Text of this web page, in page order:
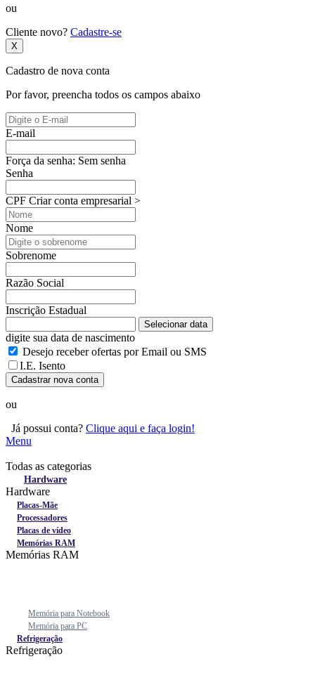
ou
Cliente novo? Cadastre-se
X
Cadastro de nova conta
Por favor, preencha todos os campos abaixo
E-mail
Força da senha: Sem senha
Senha
CPF Criar conta empresarial >
Nome
Sobrenome
Razão Social
Inscrição Estadual
Selecionar data
digite sua data de nascimento
Desejo receber ofertas por Email ou SMS
I.E. Isento
Cadastrar nova conta
ou
Já possui conta? Clique aqui e faça login!
Menu
Todas as categorias
Hardware
Hardware
Placas-Mãe
Processadores
Placas de vídeo
Memórias RAM
Memórias RAM
Memória para Notebook
Memória para PC
Refrigeração
Refrigeração